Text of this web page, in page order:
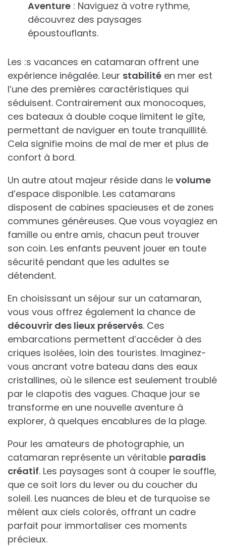
Aventure : Naviguez à votre rythme,
découvrez des paysages
époustouflants.
Les :s vacances en catamaran offrent une
expérience inégalée. Leur stabilité en mer est
l’une des premières caractéristiques qui
séduisent. Contrairement aux monocoques,
ces bateaux à double coque limitent le gîte,
permettant de naviguer en toute tranquillité.
Cela signifie moins de mal de mer et plus de
confort à bord.
Un autre atout majeur réside dans le volume
d’espace disponible. Les catamarans
disposent de cabines spacieuses et de zones
communes généreuses. Que vous voyagiez en
famille ou entre amis, chacun peut trouver
son coin. Les enfants peuvent jouer en toute
sécurité pendant que les adultes se
détendent.
En choisissant un séjour sur un catamaran,
vous vous offrez également la chance de
découvrir des lieux préservés. Ces
embarcations permettent d’accéder à des
criques isolées, loin des touristes. Imaginez-
vous ancrant votre bateau dans des eaux
cristallines, où le silence est seulement troublé
par le clapotis des vagues. Chaque jour se
transforme en une nouvelle aventure à
explorer, à quelques encablures de la plage.
Pour les amateurs de photographie, un
catamaran représente un véritable paradis
créatif. Les paysages sont à couper le souffle,
que ce soit lors du lever ou du coucher du
soleil. Les nuances de bleu et de turquoise se
mêlent aux ciels colorés, offrant un cadre
parfait pour immortaliser ces moments
précieux.